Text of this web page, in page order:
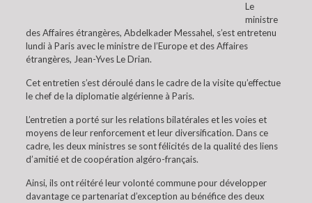
Le
ministre
des Affaires étrangères, Abdelkader Messahel, s’est entretenu
lundi à Paris avec le ministre de l’Europe et des Affaires
étrangères, Jean-Yves Le Drian.
Cet entretien s’est déroulé dans le cadre de la visite qu’effectue
le chef de la diplomatie algérienne à Paris.
L’entretien a porté sur les relations bilatérales et les voies et
moyens de leur renforcement et leur diversification. Dans ce
cadre, les deux ministres se sont félicités de la qualité des liens
d’amitié et de coopération algéro-français.
Ainsi, ils ont réitéré leur volonté commune pour développer
davantage ce partenariat d’exception au bénéfice des deux